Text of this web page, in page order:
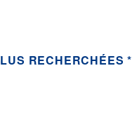
RECHERCHÉES *